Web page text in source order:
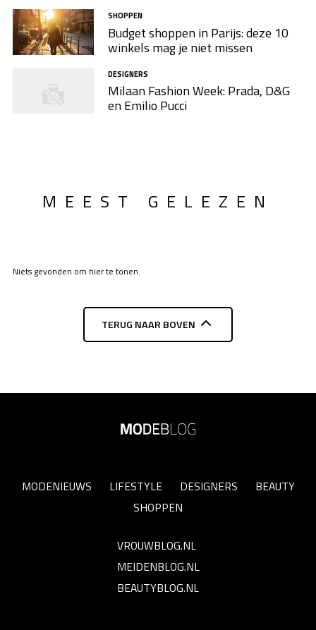
SHOPPEN
Budget shoppen in Parijs: deze 10
winkels mag je niet missen
DESIGNERS
Milaan Fashion Week: Prada, D&G
en Emilio Pucci
MEEST GELEZEN
Niets gevonden om hier te tonen.
TERUG NAAR BOVEN
MODENIEUWS LIFESTYLE DESIGNERS
BEAUTY
SHOPPEN
VROUWBLOG.NL
MEIDENBLOG.NL
BEAUTYBLOG.NL